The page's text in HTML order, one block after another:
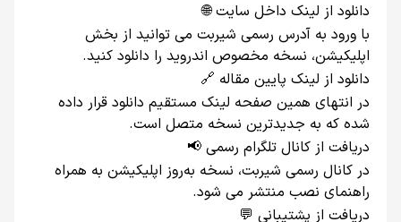
دانلود از لینک داخل سایت 🌐
با ورود به آدرس رسمی شیربت می‌ توانید از بخش
اپلیکیشن، نسخه مخصوص اندروید را دانلود کنید.
دانلود از لینک پایین مقاله 🔗
در انتهای همین صفحه لینک مستقیم دانلود قرار داده
شده که به جدیدترین نسخه متصل است.
دریافت از کانال تلگرام رسمی 📢
در کانال رسمی شیربت، نسخه به‌روز اپلیکیشن به همراه
راهنمای نصب منتشر می‌ شود.
دریافت از پشتیبانی 💬